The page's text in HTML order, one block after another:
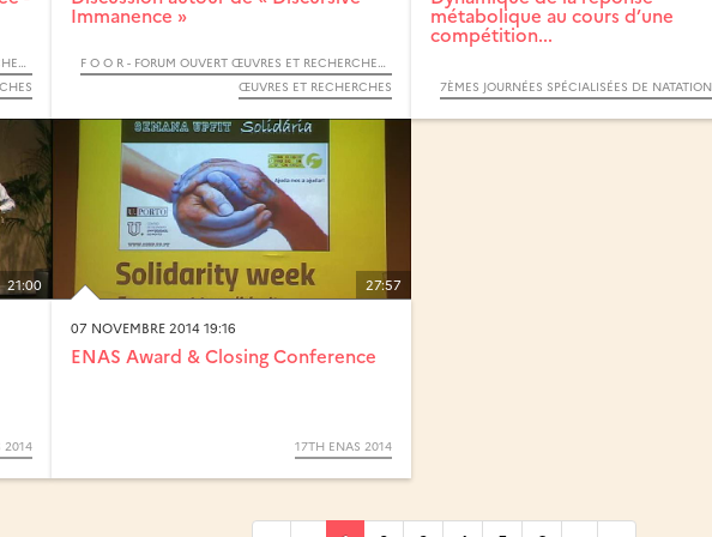
F O O R - FORUM OUVERT ŒUVRES ET RECHERCHES - 2019
Immanence »
F O O R - FORUM OUVERT ŒUVRES ET RECHERCHES - 2019
ŒUVRES ET RECHERCHES
métabolique au cours d’une
compétition...
21:00
2014
27:57
07 NOVEMBRE 2014 19:16
ENAS Award & Closing Conference
17TH ENAS 2014